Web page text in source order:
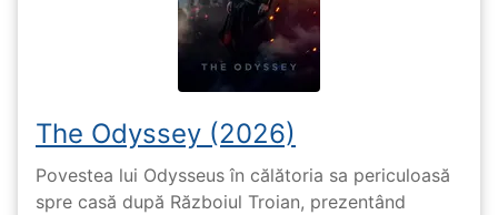
The Odyssey (2026)
Povestea lui Odysseus în călătoria sa periculoasă
spre casă după Războiul Troian, prezentând